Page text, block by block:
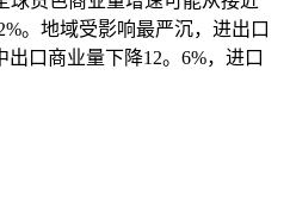
。地域受影响最严沉，进出口
口商业量下降12。6%，进口